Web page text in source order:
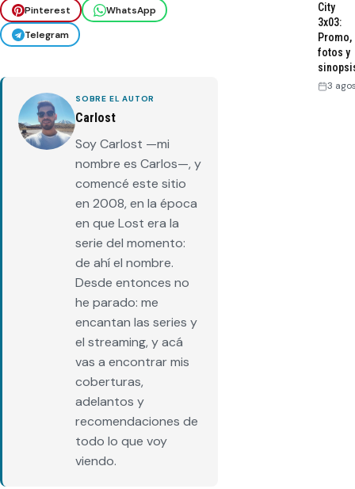
Pinterest
WhatsApp
Telegram
SOBRE EL AUTOR
Carlost
Soy Carlost —mi
nombre es Carlos—, y
comencé este sitio
en 2008, en la época
en que Lost era la
serie del momento:
de ahí el nombre.
Desde entonces no
he parado: me
encantan las series y
el streaming, y acá
vas a encontrar mis
coberturas,
adelantos y
recomendaciones de
todo lo que voy
viendo.
City
3x03:
Promo,
fotos y
3